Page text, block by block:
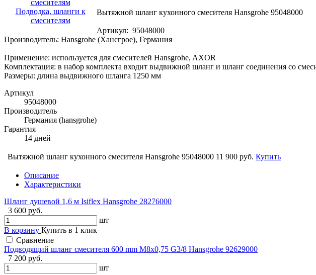
Подводка, шланги к
смесителям
Вытяжной шланг кухонного смесителя Hansgrohe 95048000
Артикул: 95048000
Производитель: Hansgrohe (Хансгрое), Германия
Применение: используется для смесителей Hansgrohe, AXOR
Комплектация: в набор комплекта входит выдвижной шланг и шланг соединения со
Размеры: длина выдвижного шланга 1250 мм
Артикул
95048000
Производитель
Германия (hansgrohe)
Гарантия
14 дней
Вытяжной шланг кухонного смесителя Hansgrohe 95048000 11 900 руб. Купить
Описание
Характеристики
Шланг душевой 1,6 м Isiflex Hansgrohe 28276000
3 600 руб.
шт
В корзину Купить в 1 клик
Сравнение
Подводящий шланг смесителя 600 mm M8x0,75 G3/8 Hansgrohe 92629000
7 200 руб.
шт